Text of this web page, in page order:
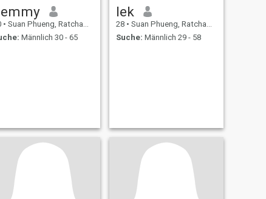
• Suan Phueng, Ratchaburi, Thailand
Männlich 30 - 65
lek
28 • Suan Phueng, Ratchaburi, Thailand
Suche: Männlich 29 - 58